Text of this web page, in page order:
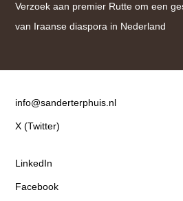
Verzoek aan premier Rutte om een
van Iraanse diaspora in Nederland
Contact
info@sanderterphuis.nl
X (Twitter)
LinkedIn
Facebook